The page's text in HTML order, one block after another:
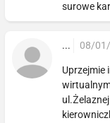
surowe
... 08/
Uprzejmie